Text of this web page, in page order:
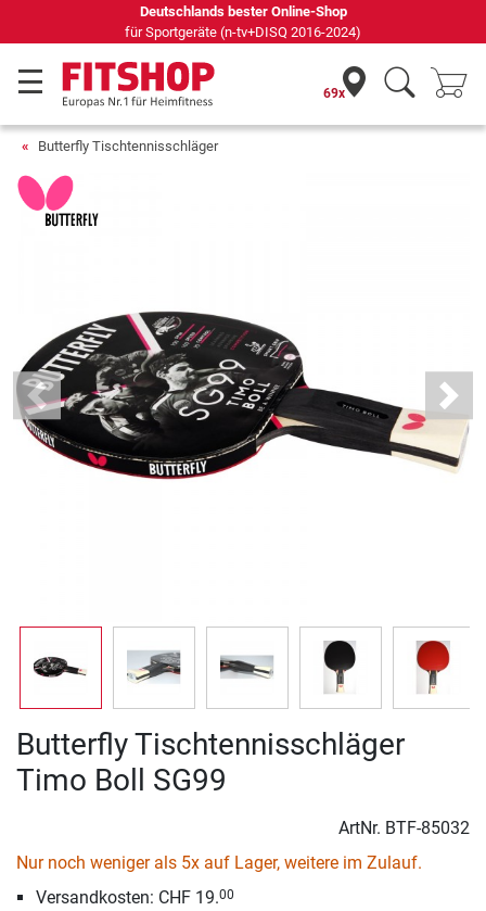
Deutschlands bester Online-Shop
für Sportgeräte (n-tv+DISQ 2016-2024)
69x
Butterfly Tischtennisschläger
Previous Next
Butterfly Tischtennisschläger
Timo Boll SG99
ArtNr. BTF-85032
Nur noch weniger als 5x auf Lager, weitere im Zulauf.
Versandkosten: CHF 19.00